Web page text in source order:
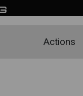
Actions